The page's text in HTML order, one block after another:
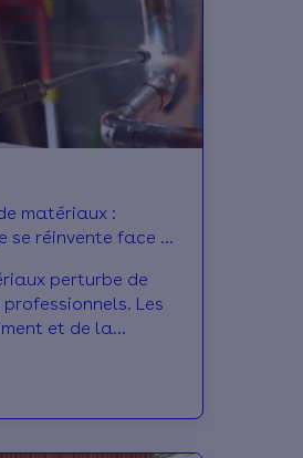
à la rénovation
activité.
matériaux :
se réinvente face à
perturbe de
Les
et de la
font-elles
Boulanger,
Lorraine Chauffage